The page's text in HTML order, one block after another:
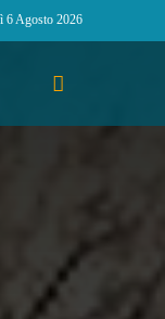
6 Agosto 2026